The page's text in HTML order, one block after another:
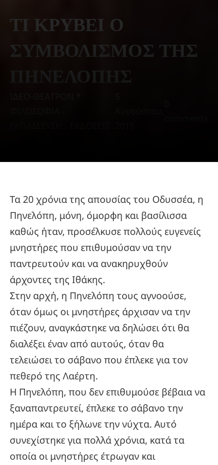
ΤΙ ΚΡΥΒΕΙ Ο
ΣΥΜΒΟΛΙΣΜΟΣ ΤΗΣ
Τα 20 χρόνια της απουσίας του Οδυσσέα, η
Πηνελόπη, μόνη, όμορφη και βασίλισσα
καθώς ήταν, προσέλκυσε πολλούς ευγενείς
μνηστήρες που επιθυμούσαν να την
παντρευτούν και να ανακηρυχθούν
άρχοντες της Ιθάκης.
Στην αρχή, η Πηνελόπη τους αγνοούσε,
όταν όμως οι μνηστήρες άρχισαν να την
πιέζουν, αναγκάστηκε να δηλώσει ότι θα
διαλέξει έναν από αυτούς, όταν θα
τελειώσει το σάβανο που έπλεκε για τον
πεθερό της Λαέρτη.
Η Πηνελόπη, που δεν επιθυμούσε βέβαια να
ξαναπαντρευτεί, έπλεκε το σάβανο την
ημέρα και το ξήλωνε την νύχτα. Αυτό
συνεχίστηκε για πολλά χρόνια, κατά τα
οποία οι μνηστήρες έτρωγαν και